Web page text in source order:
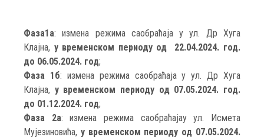
Фаза1а: измена режима саобраћаја у ул. Др Хуга
Клајна, у временском периоду од 22.04.2024. год.
до 06.05.2024. год;
Фаза 1б: измена режима саобраћаја у ул. Др Хуга
Клајна, у временском периоду од 07.05.2024. год.
до 01.12.2024. год;
Фаза 2а: измена режима саобраћајау ул. Исмета
Мујезиновића, у временском периоду од 07.05.2024.